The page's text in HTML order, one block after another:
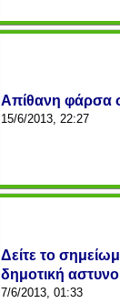
Απίθανη φάρσα
15/6/2013, 22:27
Δείτε το
δημοτική
7/6/2013, 01:33